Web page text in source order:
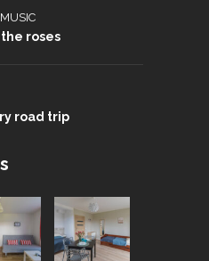
MUSIC
roses
road trip